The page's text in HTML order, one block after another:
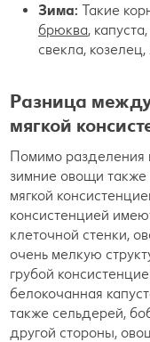
Зима: Такие
брюква,
свекла,
Разница
мягкой
Помимо разделения
зимние овощи также
мягкой
консистенцией
клеточной стенки,
очень мелкую
грубой
белокочанная
также сельдерей,
другой стороны,